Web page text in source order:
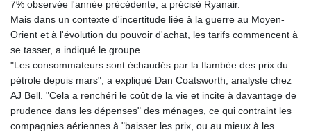
7% observée l'année précédente, a précisé Ryanair.
Mais dans un contexte d'incertitude liée à la guerre au Moyen-
Orient et à l'évolution du pouvoir d'achat, les tarifs commencent à
se tasser, a indiqué le groupe.
"Les consommateurs sont échaudés par la flambée des prix du
pétrole depuis mars", a expliqué Dan Coatsworth, analyste chez
AJ Bell. "Cela a renchéri le coût de la vie et incite à davantage de
prudence dans les dépenses" des ménages, ce qui contraint les
compagnies aériennes à "baisser les prix, ou au mieux à les